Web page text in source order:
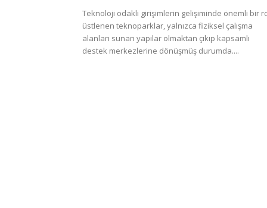
Teknoloji odaklı girişimlerin gelişiminde önemli bir
üstlenen teknoparklar, yalnızca fiziksel çalışma
alanları sunan yapılar olmaktan çıkıp kapsamlı
destek merkezlerine dönüşmüş durumda....